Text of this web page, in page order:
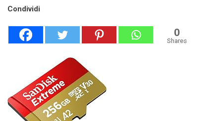
Condividi
0
Shares